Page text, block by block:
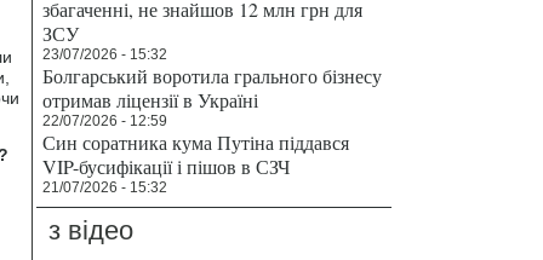
збагаченні, не знайшов 12 млн грн для
ЗСУ
23/07/2026 - 15:32
Болгарський воротила грального бізнесу
отримав ліцензії в Україні
22/07/2026 - 12:59
Син соратника кума Путіна піддався
VIP-бусифікації і пішов в СЗЧ
21/07/2026 - 15:32
з відео